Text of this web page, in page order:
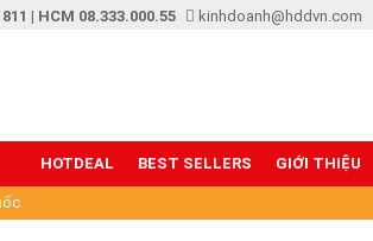
| HCM 08.333.000.55 kinhdoanh@hddvn.com
HOTDEAL BEST SELLERS GIỚI THIỆU